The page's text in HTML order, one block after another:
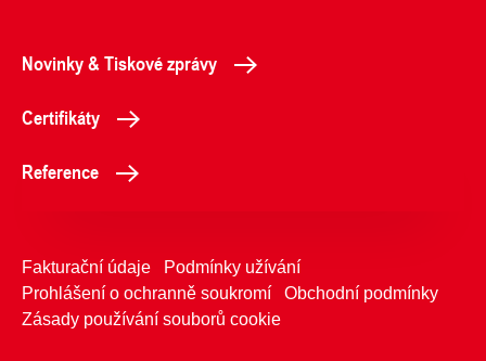
Novinky & Tiskové zprávy
Certifikáty
Reference
Fakturační údaje
Podmínky užívání
Prohlášení o ochranně soukromí
Obchodní podmínky
Zásady používání souborů cookie